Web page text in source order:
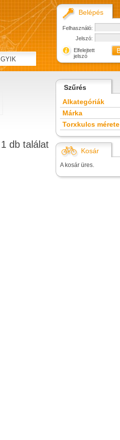
1 db találat
Szűrés
Alkategóriák
Márka
Torxkulcs mérete
Kosár
A kosár üres.
Belépés
Felhasználó:
Jelszó:
Elfelejtett
jelszó
GYIK